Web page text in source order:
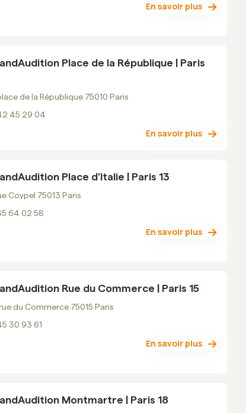
En savoir plus
Place de la République | Paris
de la République 75010 Paris
45 29 04
En savoir plus
Place d'Italie | Paris 13
Coypel 75013 Paris
64 02 58
En savoir plus
Rue du Commerce | Paris 15
du Commerce 75015 Paris
30 93 61
En savoir plus
Montmartre | Paris 18